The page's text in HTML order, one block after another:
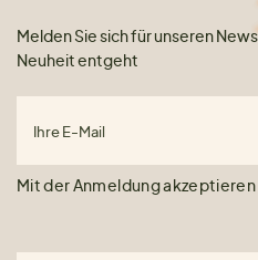
Melden Sie sich für unseren
Neuheit entgeht
Ihre E-Mail
Mit der Anmeldung akzeptieren